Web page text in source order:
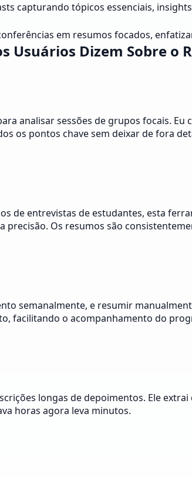
capturando tópicos essenciais,
em resumos focados,
Usuários Dizem Sobre o
analisar sessões de grupos focais.
os pontos chave sem deixar de fora
de entrevistas de estudantes, esta
Os resumos são
semanalmente, e resumir
facilitando o acompanhamento do
longas de depoimentos. Ele
horas agora leva minutos.